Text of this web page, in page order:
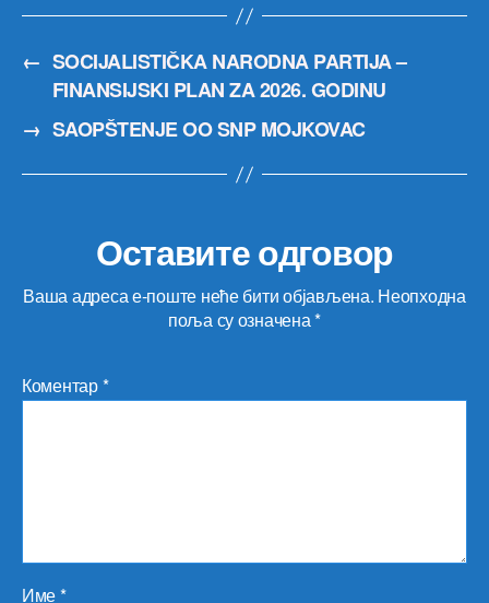
← SOCIJALISTIČKA NARODNA PARTIJA –
FINANSIJSKI PLAN ZA 2026. GODINU
→ SAOPŠTENJE OO SNP MOJKOVAC
Оставите одговор
Ваша адреса е-поште неће бити објављена. Неопходна
поља су означена*
Коментар*
Име*